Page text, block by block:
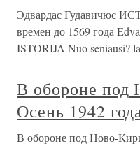
Эдвардас Гудавичюс
времен до 1569 года
ISTORIJA Nuo seniausi?
В обороне
Осень 1942
В обороне под Ново-